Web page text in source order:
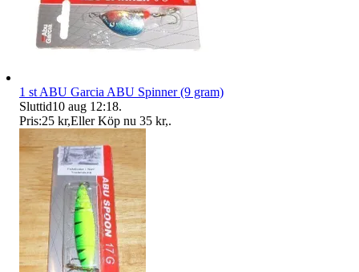
1 st ABU Garcia ABU Spinner (9 gram)
Sluttid10 aug 12:18.
Pris:25 kr,Eller Köp nu 35 kr,.